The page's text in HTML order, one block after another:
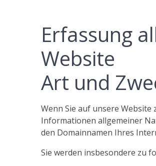
Erfassung
Website
Art und
Wenn Sie auf unsere
Informationen allgemeiner
den Domainnamen Ihres
Sie werden insbesondere zu